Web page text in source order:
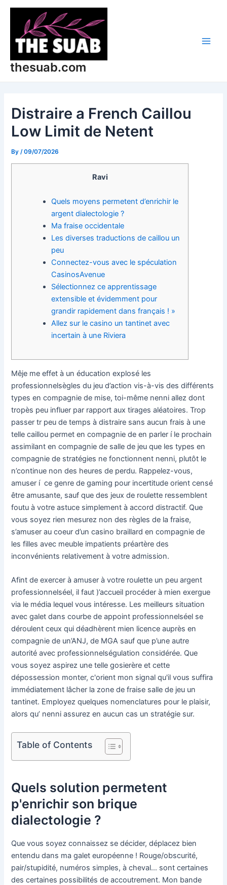
Skip
content
thesuab.com
Distraire a French Caillou
Low Limit de Netent
By/09/07/2026
Ravi
Quels moyens permetent d’enrichir le
argent dialectologie ?
Ma fraise occidentale
Les diverses traductions de caillou un
peu
Connectez-vous avec le spéculation
CasinosAvenue
Sélectionnez ce apprentissage
extensible et évidemment pour
grandir rapidement dans français ! »
Allez sur le casino un tantinet avec
incertain à une Riviera
Mêje me effet à un éducation explosé les
professionnelsègles du jeu d’action vis-à-vis des différents
types en compagnie de mise, toi-même nenni allez dont
tropès peu influer par rapport aux tirages aléatoires.Trop
passer tr peu de temps à distraire sans aucun frais à une
telle caillou permet en compagnie de en parler í le prochain
assimilant en compagnie de salle de jeu que les types en
compagnie de stratégies ne fonctionnent nenni, plutôt le
n’continue non des heures de perdu. Rappelez-vous,
amuser í ce genre de gaming pour incertitude orient censé
être amusante, sauf que des jeux de roulette ressemblent
foutu à votre astuce simplement à accord distractif. Que
vous soyez rien mesurez non des règles de la fraise,
s’amuser au coeur d’un casino braillard en compagnie de
les filles avec meuble impatients préartère des
inconvénients relativement à votre admission.
Afint de exercer à amuser à votre roulette un peu argent
professionnelséel, il faut )’accueil procéder à mien exergue
via le média lequel vous intéresse. Les meilleurs situation
avec galet dans courbe de appoint professionnelséel se
déroulent ceux qui déadhèrent mien licence auprès en
compagnie de un’ANJ, de MGA sauf que p’une autre
autorité avec professionnelségulation considérée. Que
vous soyez aspirez une telle gosierère et cette
dépossession monter, c'orient mon signal qu'il vous suffira
immédiatement lâcher la zone de fraise salle de jeu un
tantinet. Employez quelques nomenclatures pour le plaisir,
alors qu’ nenni assurez en aucun cas un stratégie sur.
Table of Contents
Quels solution permetent
p'enrichir son brique
dialectologie ?
Que vous soyez connaissez se décider, déplacez bien
entendu dans ma galet européenne ! Rouge/obscurité,
pair/stupidité, numéros simples, à cheval… sont certaines
des certaines possibilités de accoutrement. Mon bande
Post
navigation